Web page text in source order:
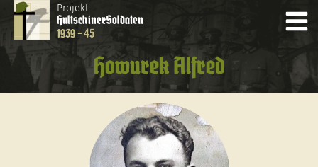
Projekt
HultschinerSoldaten
1939 - 45
Howurek Alfred